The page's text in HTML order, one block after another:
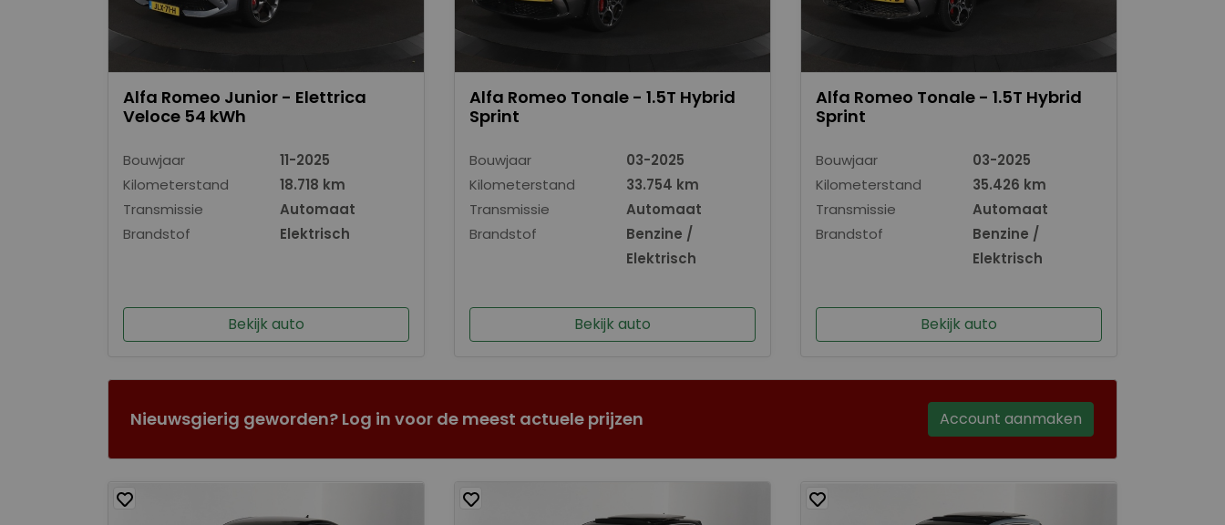
Alfa Romeo Junior - Elettrica
Veloce 54 kWh
Bouwjaar
11-2025
Kilometerstand
18.718 km
Transmissie
Automaat
Brandstof
Elektrisch
Bekijk auto
Alfa Romeo Tonale - 1.5T Hybrid
Sprint
Bouwjaar
03-2025
Kilometerstand
33.754 km
Transmissie
Automaat
Brandstof
Benzine /
Elektrisch
Bekijk auto
Alfa Romeo Tonale - 1.5T Hybrid
Sprint
Bouwjaar
03-2025
Kilometerstand
35.426 km
Transmissie
Automaat
Brandstof
Benzine /
Elektrisch
Bekijk auto
Nieuwsgierig geworden? Log in voor de meest actuele prijzen Account aanmaken